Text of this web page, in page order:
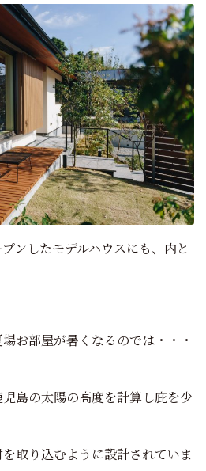
ンしたモデルハウスにも、内と
お部屋が暑くなるのでは・・・
島の太陽の高度を計算し庇を少
取り込むように設計されていま